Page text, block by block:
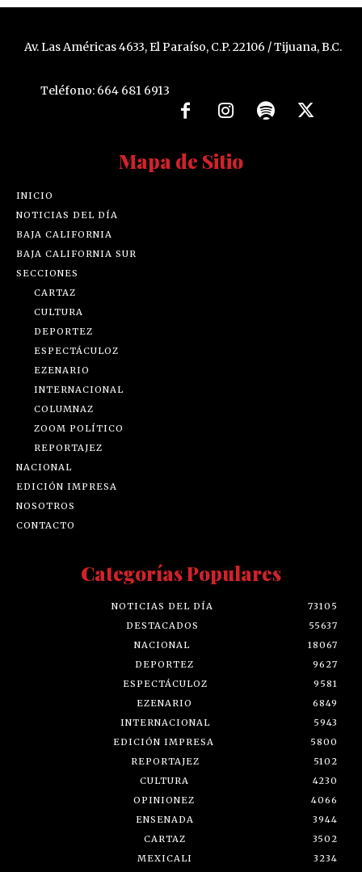
Av. Las Américas 4633, El Paraíso, C.P. 22106 / Tijuana, B.C.
Teléfono: 664 681 6913
Mapa de Sitio
INICIO
NOTICIAS DEL DÍA
BAJA CALIFORNIA
BAJA CALIFORNIA SUR
SECCIONES
CARTAZ
CULTURA
DEPORTEZ
ESPECTÁCULOZ
EZENARIO
INTERNACIONAL
COLUMNAZ
ZOOM POLÍTICO
REPORTAJEZ
NACIONAL
EDICIÓN IMPRESA
NOSOTROS
CONTACTO
Categorías Populares
NOTICIAS DEL DÍA
73105
DESTACADOS
55637
NACIONAL
18067
DEPORTEZ
9627
ESPECTÁCULOZ
9581
EZENARIO
6849
INTERNACIONAL
5943
EDICIÓN IMPRESA
5800
REPORTAJEZ
5102
CULTURA
4230
OPINIONEZ
4066
ENSENADA
3944
CARTAZ
3502
MEXICALI
3234